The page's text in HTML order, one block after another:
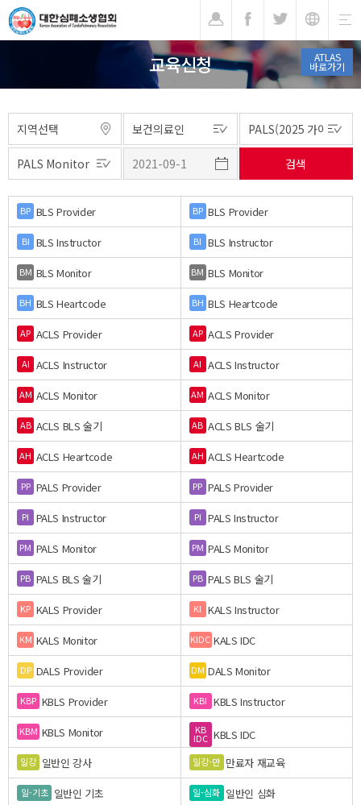
ATLAS
바로가기
교육신청
BP BLS Provider BP BLS Provider
BI BLS Instructor BI BLS Instructor
BM BLS Monitor BM BLS Monitor
BH BLS Heartcode BH BLS Heartcode
AP ACLS Provider AP ACLS Provider
AI ACLS Instructor AI ACLS Instructor
AM ACLS Monitor AM ACLS Monitor
AB ACLS BLS 술기 AB ACLS BLS 술기
AH ACLS Heartcode AH ACLS Heartcode
PP PALS Provider PP PALS Provider
PI PALS Instructor PI PALS Instructor
PM PALS Monitor PM PALS Monitor
PB PALS BLS 술기 PB PALS BLS 술기
KP KALS Provider KI KALS Instructor
KM KALS Monitor KIDC KALS IDC
DP DALS Provider DM DALS Monitor
KBP KBLS Provider KBI KBLS Instructor
KBM KBLS Monitor KB
IDC KBLS IDC
일강 일반인 강사 일강-만 만료자 재교육
일-기초 일반인 기초 일-심화 일반인 심화